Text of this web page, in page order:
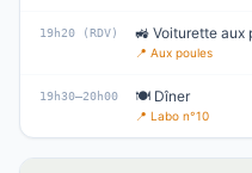
19h20 (RDV) 🚜 Voiturette
📍 Aux poules
19h30–20h00 🍽️ Dîner
📍 Labo n°10